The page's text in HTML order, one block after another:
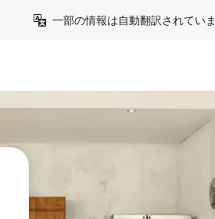
一部の情報は自動翻訳されていま